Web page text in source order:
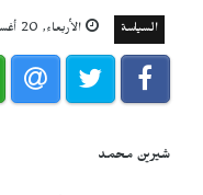
السياسة الأربعاء, 20 أغسطس 2025, 08:14
شيرين محمد